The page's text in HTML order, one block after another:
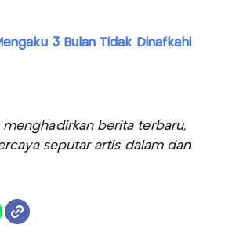
3 Bulan Tidak Dinafkahi
menghadirkan berita terbaru,
seputar artis dalam dan